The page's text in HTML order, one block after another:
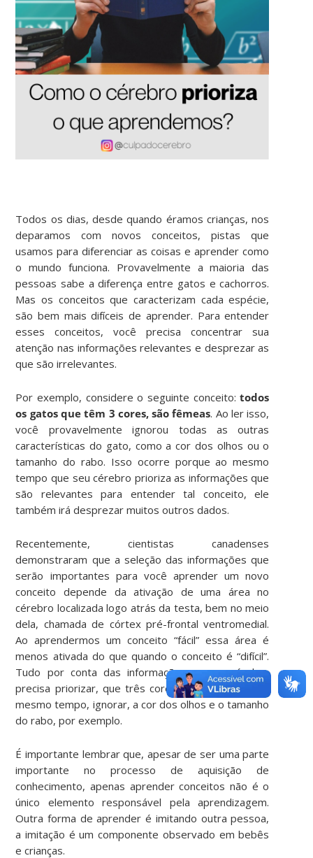
Todos os dias, desde quando éramos crianças, nos
deparamos com novos conceitos, pistas que
usamos para diferenciar as coisas e aprender como
o mundo funciona. Provavelmente a maioria das
pessoas sabe a diferença entre gatos e cachorros.
Mas os conceitos que caracterizam cada espécie,
são bem mais difíceis de aprender. Para entender
esses conceitos, você precisa concentrar sua
atenção nas informações relevantes e desprezar as
que são irrelevantes.
Por exemplo, considere o seguinte conceito:todos
os gatos que têm 3 cores, são fêmeas. Ao ler isso,
você provavelmente ignorou todas as outras
características do gato, como a cor dos olhos ou o
tamanho do rabo. Isso ocorre porque ao mesmo
tempo que seu cérebro prioriza as informações que
são relevantes para entender tal conceito, ele
também irá desprezar muitos outros dados.
Recentemente, cientistas canadenses
demonstraram que a seleção das informações que
serão importantes para você aprender um novo
conceito depende da ativação de uma área no
cérebro localizada logo atrás da testa, bem no meio
dela, chamada de córtex pré-frontal ventromedial.
Ao aprendermos um conceito “fácil” essa área é
menos ativada do que quando o conceito é “difícil”.
Tudo por conta das informações que o cérebro
precisa priorizar, que três cores são fêmeas, e ao
mesmo tempo, ignorar, a cor dos olhos e o tamanho
do rabo, por exemplo.
É importante lembrar que, apesar de ser uma parte
importante no processo de aquisição de
conhecimento, apenas aprender conceitos não é o
único elemento responsável pela aprendizagem.
Outra forma de aprender é imitando outra pessoa,
a imitação é um componente observado em bebês
e crianças.